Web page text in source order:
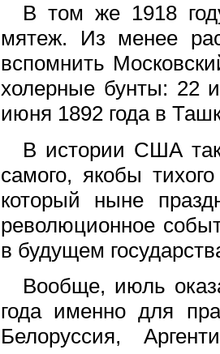
В том же 1918
мятеж. Из менее
вспомнить
холерные бунты: 22
июня 1892 года в
В истории США
самого, якобы
который ныне
революционное
в будущем
Вообще, июль
года именно для
Белоруссия,